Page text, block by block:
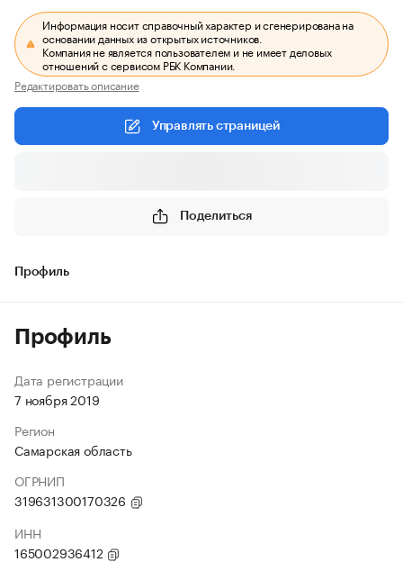
Информация носит справочный характер и сгенерирована на
основании данных из открытых источников.
Компания не является пользователем и не имеет деловых
отношений с сервисом РБК Компании.
Редактировать описание
Управлять страницей
Поделиться
Профиль
Профиль
Дата регистрации
7 ноября 2019
Регион
Самарская область
ОГРНИП
319631300170326
ИНН
165002936412